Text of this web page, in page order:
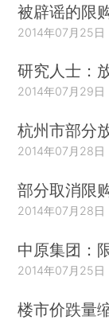
被辟谣的限
2014年07月25日
研究人士：
2014年07月29日
杭州市部分
2014年07月28日
部分取消限
2014年07月28日
中原集团：
2014年07月25日
楼市价跌量